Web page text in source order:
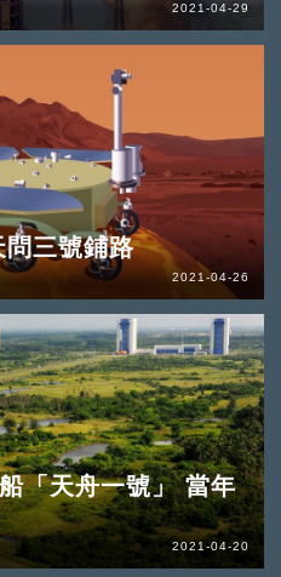
2021-04-29
三號鋪路
2021-04-26
「天舟一號」 當年
2021-04-20